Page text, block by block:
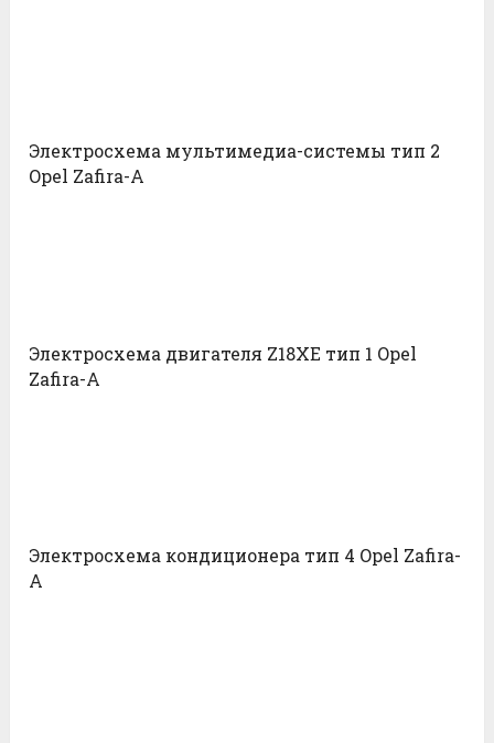
Электросхема мультимедиа-системы тип 2
Opel Zafira-A
Электросхема двигателя Z18XE тип 1 Opel
Zafira-A
Электросхема кондиционера тип 4 Opel Zafira-
A